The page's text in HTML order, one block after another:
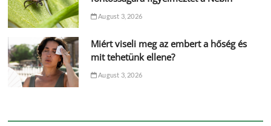
August 3, 2026
Miért viseli meg az embert a hőség és
mit tehetünk ellene?
August 3, 2026